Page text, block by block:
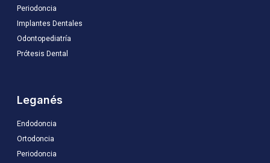
Periodoncia
Implantes Dentales
Odontopediatría
Prótesis Dental
Leganés
Endodoncia
Ortodoncia
Periodoncia